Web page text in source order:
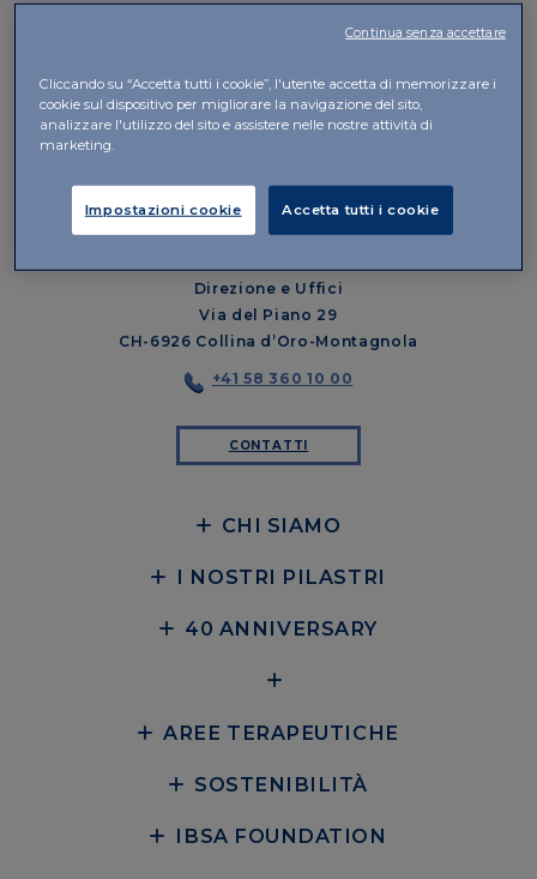
Sede Legale
Via Pian Scairolo 49
CH-6912 Lugano-Pazzallo
Direzione e Uffici
Via del Piano 29
CH-6926 Collina d’Oro-Montagnola
+41 58 360 10 00
CONTATTI
CHI SIAMO
I NOSTRI PILASTRI
40 ANNIVERSARY
AREE TERAPEUTICHE
SOSTENIBILITÀ
IBSA FOUNDATION
Cliccando su “Accetta tutti i cookie”, l'utente accetta di memorizzare i
cookie sul dispositivo per migliorare la navigazione del sito,
analizzare l'utilizzo del sito e assistere nelle nostre attività di
marketing.
Impostazioni cookie Accetta tutti i cookie
Continua senza accettare